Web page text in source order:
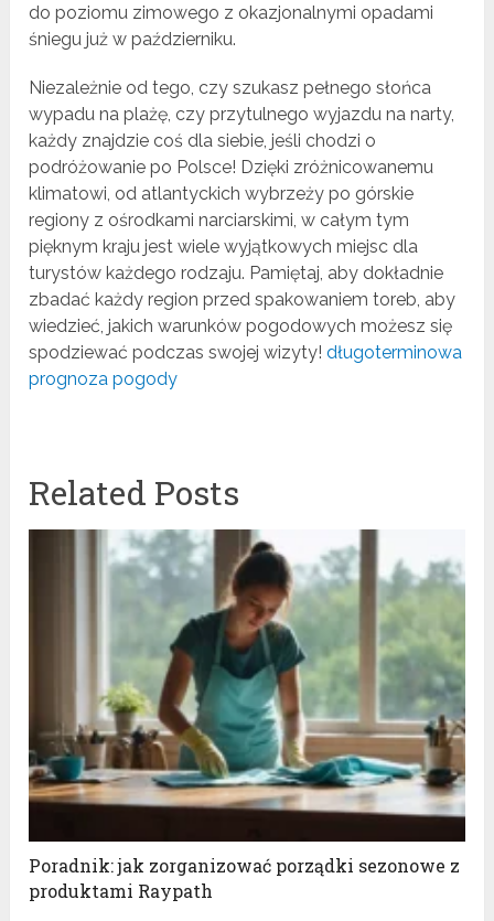
do poziomu zimowego z okazjonalnymi opadami
śniegu już w październiku.
Niezależnie od tego, czy szukasz pełnego słońca
wypadu na plażę, czy przytulnego wyjazdu na narty,
każdy znajdzie coś dla siebie, jeśli chodzi o
podróżowanie po Polsce! Dzięki zróżnicowanemu
klimatowi, od atlantyckich wybrzeży po górskie
regiony z ośrodkami narciarskimi, w całym tym
pięknym kraju jest wiele wyjątkowych miejsc dla
turystów każdego rodzaju. Pamiętaj, aby dokładnie
zbadać każdy region przed spakowaniem toreb, aby
wiedzieć, jakich warunków pogodowych możesz się
spodziewać podczas swojej wizyty!długoterminowa
prognoza pogody
Related Posts
Poradnik: jak zorganizować porządki sezonowe z
produktami Raypath